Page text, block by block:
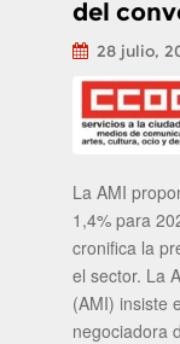
del
28 julio,
La AMI
1,4% para
cronifica la
el sector. La
(AMI) insiste
negociadora